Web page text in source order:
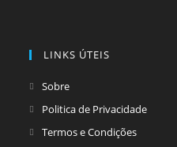
tab
LINKS ÚTEIS
Sobre
Politica de Privacidade
Termos e Condições